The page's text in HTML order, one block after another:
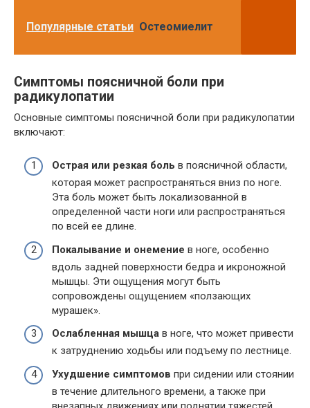
Популярные статьи Остеомиелит
Симптомы поясничной боли при
радикулопатии
Основные симптомы поясничной боли при радикулопатии
включают:
Острая или резкая боль в поясничной области,
которая может распространяться вниз по ноге.
Эта боль может быть локализованной в
определенной части ноги или распространяться
по всей ее длине.
Покалывание и онемение в ноге, особенно
вдоль задней поверхности бедра и икроножной
мышцы. Эти ощущения могут быть
сопровождены ощущением «ползающих
мурашек».
Ослабленная мышца в ноге, что может привести
к затруднению ходьбы или подъему по лестнице.
Ухудшение симптомов при сидении или стоянии
в течение длительного времени, а также при